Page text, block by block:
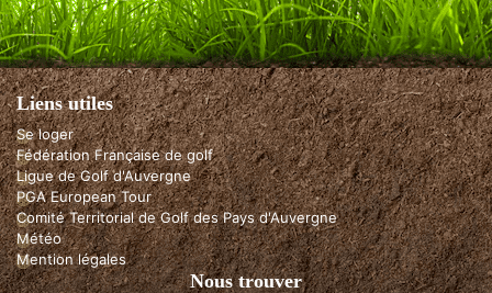
Liens utiles
Se loger
Fédération Française de golf
Ligue de Golf d'Auvergne
PGA European Tour
Comité Territorial de Golf des Pays d'Auvergne
Météo
Mention légales
Nous trouver